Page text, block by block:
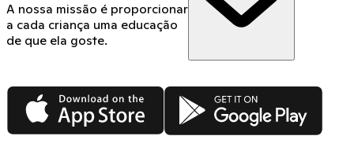
A nossa missão é proporcionar
a cada criança uma educação
de que ela goste.
App Store Google Play